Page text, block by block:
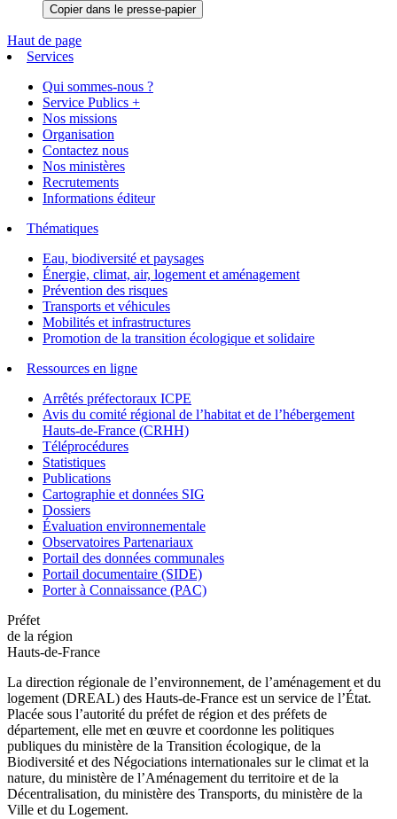
Copier dans le presse-papier
Haut de page
Services
Qui sommes-nous ?
Service Publics +
Nos missions
Organisation
Contactez nous
Nos ministères
Recrutements
Informations éditeur
Thématiques
Eau, biodiversité et paysages
Énergie, climat, air, logement et aménagement
Prévention des risques
Transports et véhicules
Mobilités et infrastructures
Promotion de la transition écologique et solidaire
Ressources en ligne
Arrêtés préfectoraux ICPE
Avis du comité régional de l’habitat et de l’hébergement
Hauts-de-France (CRHH)
Téléprocédures
Statistiques
Publications
Cartographie et données SIG
Dossiers
Évaluation environnementale
Observatoires Partenariaux
Portail des données communales
Portail documentaire (SIDE)
Porter à Connaissance (PAC)
Préfet
de la région
Hauts-de-France
La direction régionale de l’environnement, de l’aménagement et du
logement (DREAL) des Hauts-de-France est un service de l’État.
Placée sous l’autorité du préfet de région et des préfets de
département, elle met en œuvre et coordonne les politiques
publiques du ministère de la Transition écologique, de la
Biodiversité et des Négociations internationales sur le climat et la
nature, du ministère de l’Aménagement du territoire et de la
Décentralisation, du ministère des Transports, du ministère de la
Ville et du Logement.